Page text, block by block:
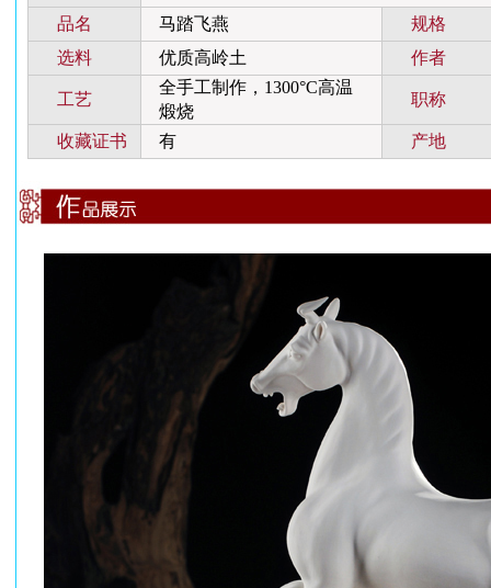
品名
马踏飞燕
规格
选料
优质高岭土 作者
工艺
全手工制作，1300°C高温
煅烧
职称
收藏证书 有 产地